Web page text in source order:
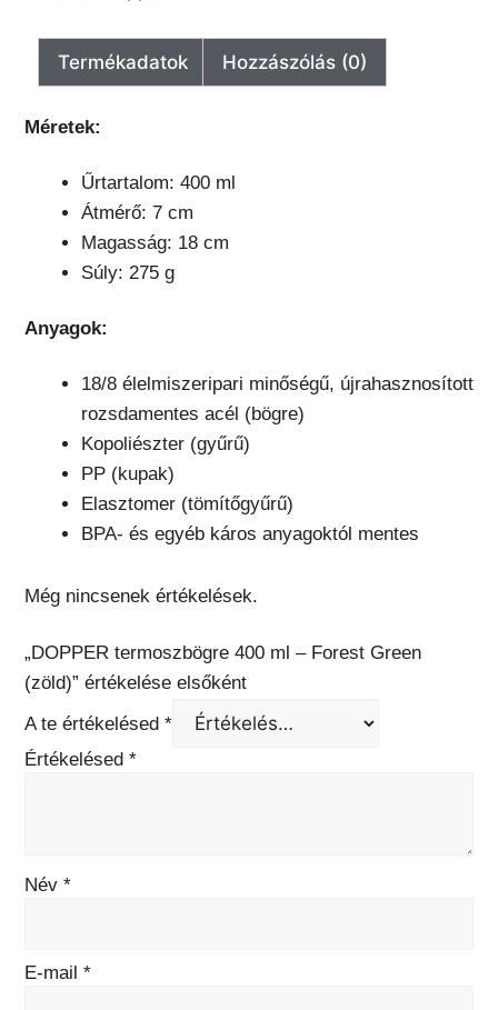
Termékadatok Hozzászólás (0)
Méretek:
Űrtartalom: 400 ml
Átmérő: 7 cm
Magasság: 18 cm
Súly: 275 g
Anyagok:
18/8 élelmiszeripari minőségű, újrahasznosított
rozsdamentes acél (bögre)
Kopoliészter (gyűrű)
PP (kupak)
Elasztomer (tömítőgyűrű)
BPA- és egyéb káros anyagoktól mentes
Még nincsenek értékelések.
„DOPPER termoszbögre 400 ml – Forest Green
(zöld)” értékelése elsőként
A te értékelésed *
Értékelésed *
Név *
E-mail *